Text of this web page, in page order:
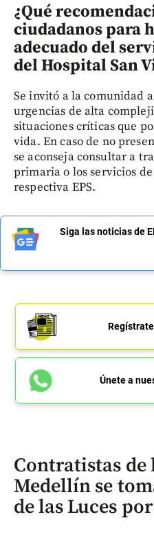
¿Qué
ciudadanos para
adecuado del
del Hospital San
Se invitó a la comunidad
urgencias de alta
situaciones críticas que
vida. En caso de no
se aconseja consultar a
primaria o los servicios
respectiva EPS.
Siga las noticias de
Únete a
Contratistas de
Medellín se
de las Luces